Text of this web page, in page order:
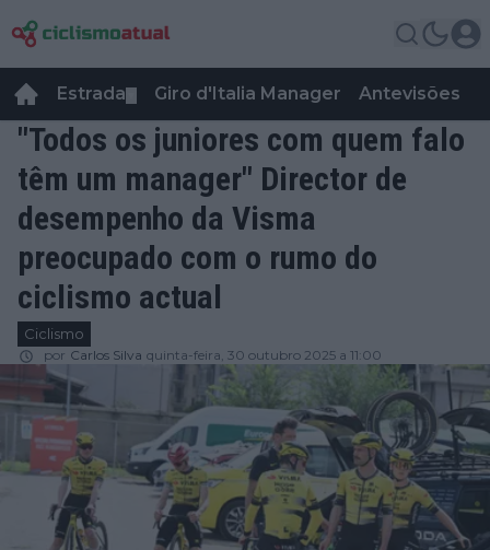
Estrada Giro d'Italia Manager Antevisões
"Todos os juniores com quem falo
têm um manager" Director de
desempenho da Visma
preocupado com o rumo do
ciclismo actual
Ciclismo
por Carlos Silva quinta-feira, 30 outubro 2025 a 11:00